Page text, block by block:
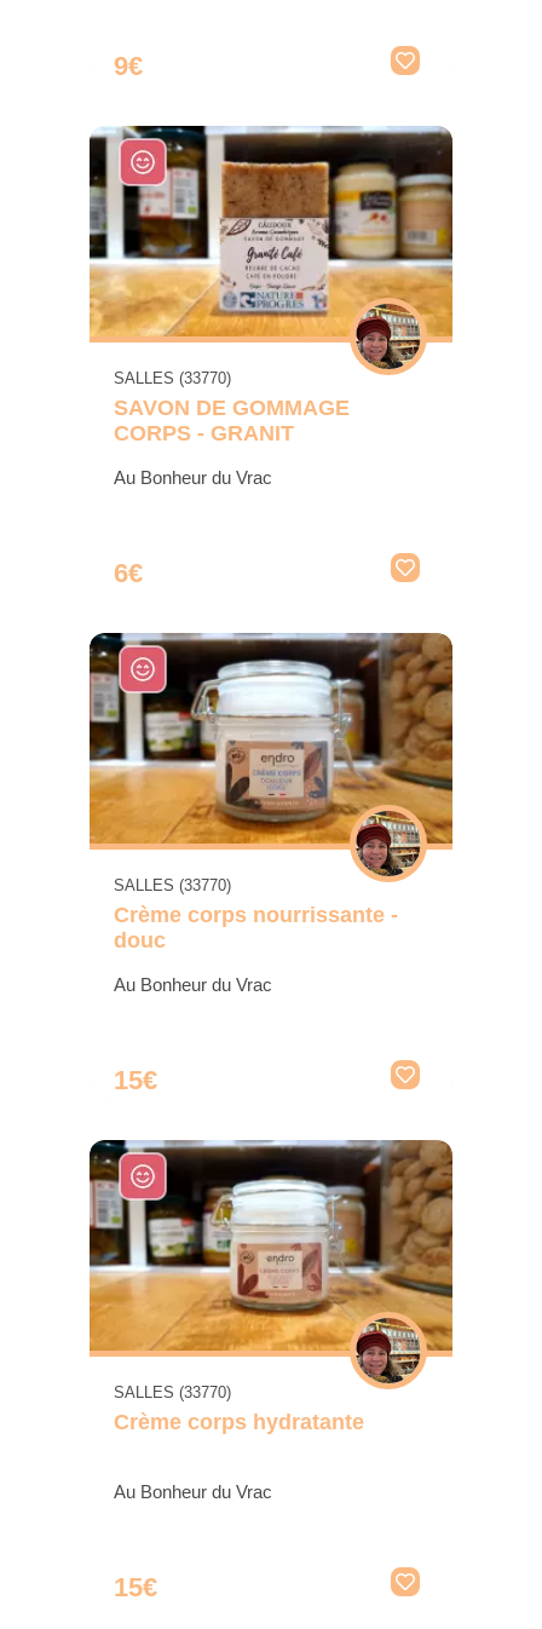
9€
SALLES (33770)
SAVON DE GOMMAGE
CORPS - GRANIT
Au Bonheur du Vrac
6€
SALLES (33770)
Crème corps nourrissante -
douc
Au Bonheur du Vrac
15€
SALLES (33770)
Crème corps hydratante
Au Bonheur du Vrac
15€